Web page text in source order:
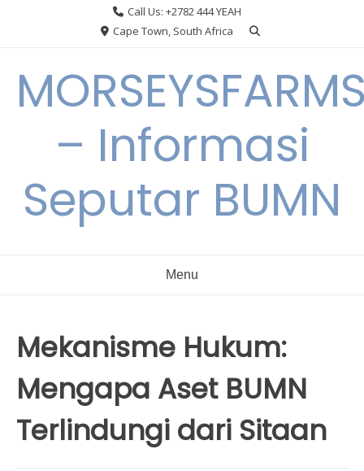
Call Us: +2782 444 YEAH
Cape Town, South Africa
– Informasi
Seputar BUMN
Menu
Mekanisme Hukum:
Mengapa Aset BUMN
Terlindungi dari Sitaan